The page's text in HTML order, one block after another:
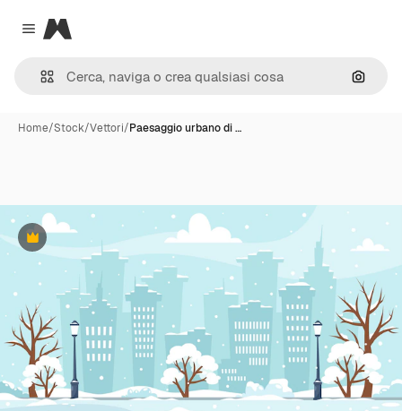
Close menu
Magnific
Cerca
Home/Stock/Vettori/Paesaggio urbano di …
Premium